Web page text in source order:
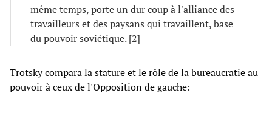
même temps, porte un dur coup à l'alliance des
travailleurs et des paysans qui travaillent, base
du pouvoir soviétique. [2]
Trotsky compara la stature et le rôle de la bureaucratie au
pouvoir à ceux de l'Opposition de gauche: